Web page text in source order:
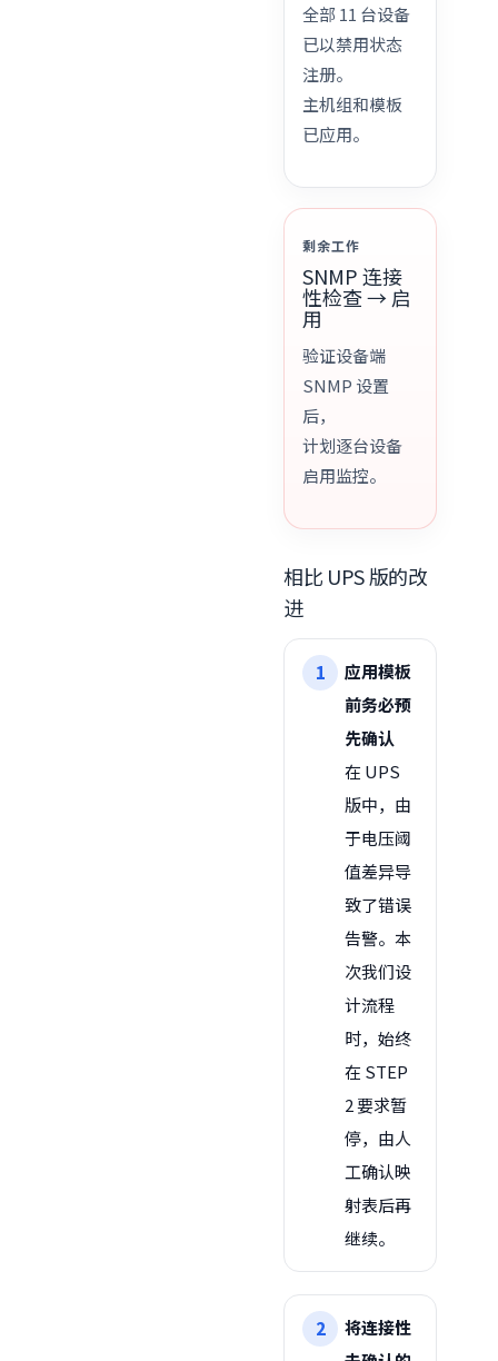
全部 11 台设备
已以禁用状态
注册。
主机组和模板
已应用。
剩余工作
SNMP 连接
性检查 → 启
用
验证设备端
SNMP 设置
后，
计划逐台设备
启用监控。
相比 UPS 版的改
进
应用模板
前务必预
先确认
在 UPS
版中，由
于电压阈
值差异导
致了错误
告警。本
次我们设
计流程
时，始终
在 STEP
2 要求暂
停，由人
工确认映
射表后再
继续。
将连接性